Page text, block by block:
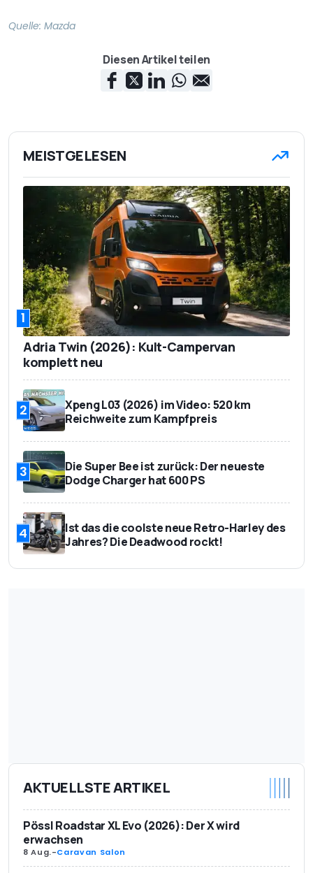
Quelle: Mazda
Diesen Artikel teilen
MEISTGELESEN
1
Adria Twin (2026): Kult-Campervan
komplett neu
2
Xpeng L03 (2026) im Video: 520 km
Reichweite zum Kampfpreis
3
Die Super Bee ist zurück: Der neueste
Dodge Charger hat 600 PS
4
Ist das die coolste neue Retro-Harley des
Jahres? Die Deadwood rockt!
AKTUELLSTE ARTIKEL
Pössl Roadstar XL Evo (2026): Der X wird
erwachsen
8 Aug.-Caravan Salon